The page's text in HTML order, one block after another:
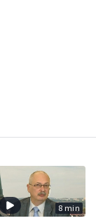
8 min